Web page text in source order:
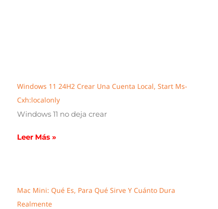
Windows 11 24H2 Crear Una Cuenta Local, Start Ms-
Cxh:localonly
Windows 11 no deja crear
Leer Más »
Mac Mini: Qué Es, Para Qué Sirve Y Cuánto Dura
Realmente